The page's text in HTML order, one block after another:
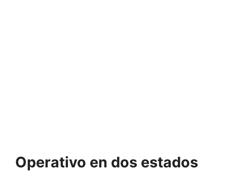
Operativo en dos estados